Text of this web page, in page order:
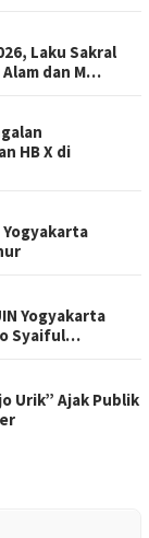
Laku Sakral
dan M…
HB X di
Yogyakarta
Syaiful…
Urik” Ajak Publik